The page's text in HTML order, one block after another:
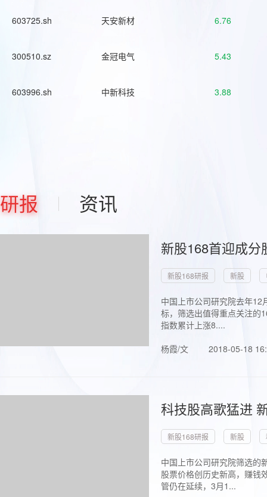
603725.sh 天安新材 6.76
300510.sz 金冠电气 5.43
603996.sh 中新科技 3.88
研报 资讯
新股168首迎成
新股168研报 新股
中国上市公司研究院去年
标，筛选出值得重点关注的
指数累计上涨8....
杨霞/文
2018-05-18
科技股高歌猛进
新股168研报 新股
中国上市公司研究院筛选的
股票价格创历史新高，赚钱
管仍在延续，3月1...